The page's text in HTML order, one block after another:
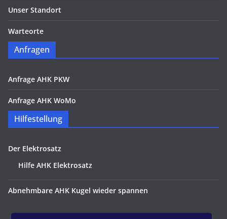
Unser Standort
Warteorte
Anfragen
Anfrage AHK PKW
Anfrage AHK WoMo
Hilfestellung
Der Elektrosatz
Hilfe AHK Elektrosatz
Abnehmbare AHK Kugel wieder spannen